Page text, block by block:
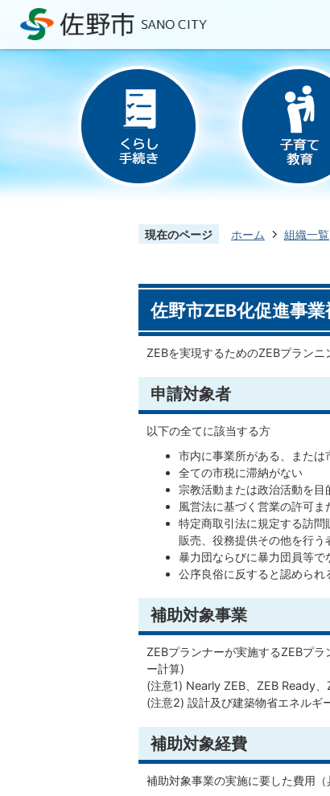
現在のページ ホーム 組織一覧
佐野市ZEB化促進事
ZEBを実現するためのZEBプランニ
申請対象者
以下の全てに該当する方
市内に事業所がある、または
全ての市税に滞納がない
宗教活動または政治活動を
風営法に基づく営業の許可
特定商取引法に規定する訪
販売、役務提供その他を行う
暴力団ならびに暴力団員等で
公序良俗に反すると認められ
補助対象事業
ZEBプランナーが実施するZEBプ
ー計算)
(注意1) Nearly ZEB、ZEB Ready
(注意2) 設計及び建築物省エネルギ
補助対象経費
補助対象事業の実施に要した費用（